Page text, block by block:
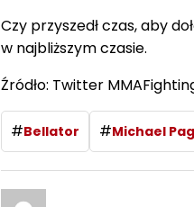
Czy przyszedł czas, aby
w najbliższym czasie.
Źródło: Twitter
#Bellator #Michael